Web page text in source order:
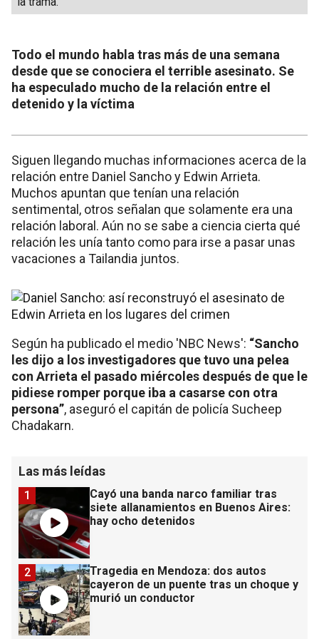
Todo el mundo habla tras más de una semana
desde que se conociera el terrible asesinato. Se
ha especulado mucho de la relación entre el
detenido y la víctima
Siguen llegando muchas informaciones acerca de la
relación entre Daniel Sancho y Edwin Arrieta.
Muchos apuntan que tenían una relación
sentimental, otros señalan que solamente era una
relación laboral. Aún no se sabe a ciencia cierta qué
relación les unía tanto como para irse a pasar unas
vacaciones a Tailandia juntos.
Según ha publicado el medio 'NBC News': “Sancho
les dijo a los investigadores que tuvo una pelea
con Arrieta el pasado miércoles después de que le
pidiese romper porque iba a casarse con otra
persona”, aseguró el capitán de policía Sucheep
Chadakarn.
Las más leídas
Cayó una banda narco familiar tras
siete allanamientos en Buenos Aires:
hay ocho detenidos
1
Tragedia en Mendoza: dos autos
cayeron de un puente tras un choque y
murió un conductor
2